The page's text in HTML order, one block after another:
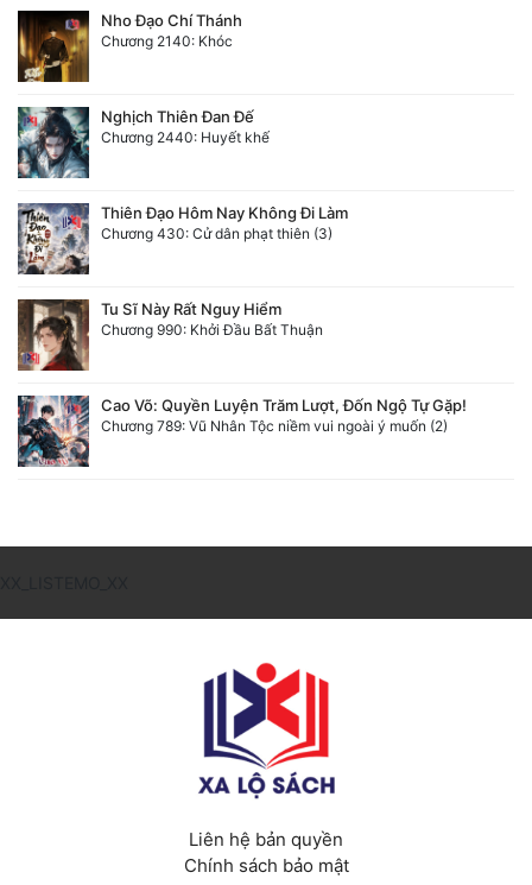
Nho Đạo Chí Thánh
Chương 2140: Khóc
Nghịch Thiên Đan Đế
Chương 2440: Huyết khế
Thiên Đạo Hôm Nay Không Đi Làm
Chương 430: Cử dân phạt thiên (3)
Tu Sĩ Này Rất Nguy Hiểm
Chương 990: Khởi Đầu Bất Thuận
Cao Võ: Quyền Luyện Trăm Lượt, Đốn Ngộ Tự Gặp!
Chương 789: Vũ Nhân Tộc niềm vui ngoài ý muốn (2)
Liên hệ bản quyền
Chính sách bảo mật